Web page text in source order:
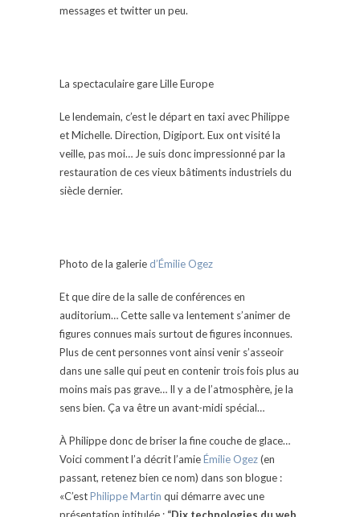
messages et twitter un peu.
La spectaculaire gare Lille Europe
Le lendemain, c’est le départ en taxi avec Philippe
et Michelle. Direction, Digiport. Eux ont visité la
veille, pas moi… Je suis donc impressionné par la
restauration de ces vieux bâtiments industriels du
siècle dernier.
Photo de la galerie d’Émilie Ogez
Et que dire de la salle de conférences en
auditorium… Cette salle va lentement s’animer de
figures connues mais surtout de figures inconnues.
Plus de cent personnes vont ainsi venir s’asseoir
dans une salle qui peut en contenir trois fois plus au
moins mais pas grave… Il y a de l’atmosphère, je la
sens bien. Ça va être un avant-midi spécial…
À Philippe donc de briser la fine couche de glace…
Voici comment l’a décrit l’amieÉmilie Ogez(en
passant, retenez bien ce nom) dans son blogue :
«C’estPhilippe Martin qui démarre avec une